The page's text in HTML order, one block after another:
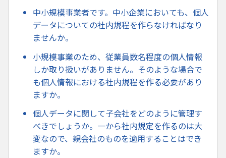
中小規模事業者です。中小企業においても、個人
データについての社内規程を作らなければなり
ませんか。
小規模事業のため、従業員数名程度の個人情報
しか取り扱いがありません。そのような場合で
も個人情報における社内規程を作る必要があり
ますか。
個人データに関して子会社をどのように管理す
べきでしょうか。一から社内規定を作るのは大
変なので、親会社のものを適用することはでき
ますか。